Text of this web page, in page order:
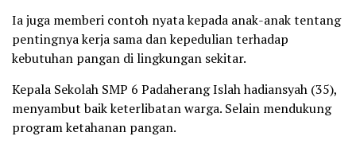
Ia juga memberi contoh nyata kepada anak-anak tentang
pentingnya kerja sama dan kepedulian terhadap
kebutuhan pangan di lingkungan sekitar.
Kepala Sekolah SMP 6 Padaherang Islah hadiansyah (35),
menyambut baik keterlibatan warga. Selain mendukung
program ketahanan pangan.